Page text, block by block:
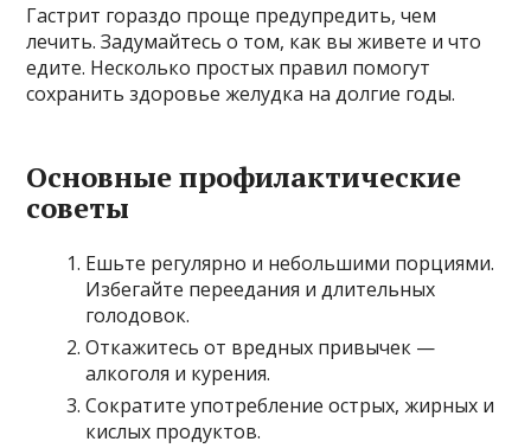
Гастрит гораздо проще предупредить, чем
лечить. Задумайтесь о том, как вы живете и что
едите. Несколько простых правил помогут
сохранить здоровье желудка на долгие годы.
Основные профилактические
советы
Ешьте регулярно и небольшими порциями.
Избегайте переедания и длительных
голодовок.
Откажитесь от вредных привычек —
алкоголя и курения.
Сократите употребление острых, жирных и
кислых продуктов.